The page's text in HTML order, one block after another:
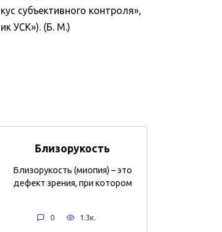
субъективного контроля»,
УСК»). (Б. М.)
Близорукость
Близорукость (миопия) – это
дефект зрения, при котором
0 1.3к.